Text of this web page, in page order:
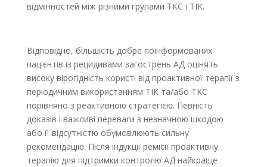
відмінностей між різними групами ТКС і ТІК.
Відповідно, більшість добре поінформованих
пацієнтів із рецидивами загострень АД оцінять
високу вірогідність користі від проактивної терапії з
періодичним використанням TІК та/або TКС
порівняно з реактивною стратегією. Певність
доказів і важливі переваги з незначною шкодою
або її відсутністю обумовлюють сильну
рекомендацію. Після індукції ремісії проактивну
терапію для підтримки контролю AД найкраще